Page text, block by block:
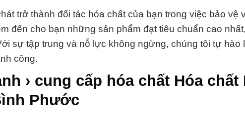
trở thành đối tác hóa chất của bạn trong việc bảo vệ
đến cho bạn những sản phẩm đạt tiêu chuẩn cao
sự tập trung và nỗ lực không ngừng, chúng tôi tự hào
công.
› cung cấp hóa chất Hóa chất
Phước